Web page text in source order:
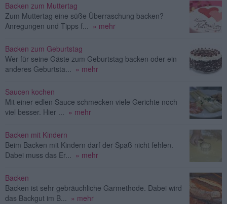
Backen zum Muttertag
Zum Muttertag eine süße Überraschung backen?
Anregungen und Tipps f... » mehr
Backen zum Geburtstag
Wer für seine Gäste zum Geburtstag backen oder ein
anderes Geburtsta... » mehr
Saucen kochen
Mit einer edlen Sauce schmecken viele Gerichte noch
viel besser. Hier ... » mehr
Backen mit Kindern
Beim Backen mit Kindern darf der Spaß nicht fehlen.
Dabei muss das Er... » mehr
Backen
Backen ist sehr gebräuchliche Garmethode. Dabei wird
das Backgut im B... » mehr